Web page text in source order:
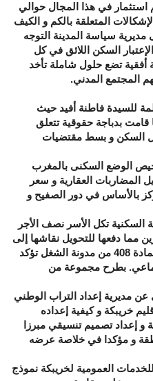
أنه تم استثمار في هذا المجال حوالي
الإشكالات المتعلقة بالكم و الكيف
سياسة المدينة التوجه
السكن اللائق في كل
تضع حلول شاملة تأخد
المجتمع المدني.
للسيدة فاطنة أفيد حيث
بدباجة حقوقية تتعلق
السكن و بسط مقتضيات
الوضع السكنى بالمغرب
المضاربات العقارية و سعر
بالأساس في دور الصفيح و
السكنية تكل الأسر نصف الأجر
مما دفعها للتحويل نقاشها إلى
التركيز على هذه الفئة مبرزة أن المادة 408 من مدونة الشغل تؤكد
بطرح مجموعة من
عن مديرية إعداد التراب الوطني
خريبكة و كيفية إعداده
و إعداد تصميم تنسيقي مبرزا
و مؤكدا في خلاصة عرضه
العمومية لخريبكة نموذج